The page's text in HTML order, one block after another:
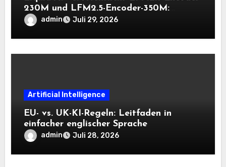
230M und LFM2.5-Encoder-350M:
Bidirektionale Encoder, die bei 8K-
Kontext auf der CPU schnell bleiben
admin Juli 29, 2026
Artificial Intelligence
EU- vs. UK-KI-Regeln: Leitfaden in
einfacher englischer Sprache
admin Juli 28, 2026